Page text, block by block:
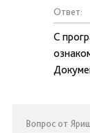
Ответ:
С
Вопрос от